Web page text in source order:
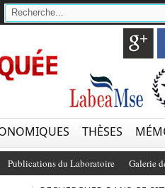
THÈSES
Publications du Laboratoire Galerie